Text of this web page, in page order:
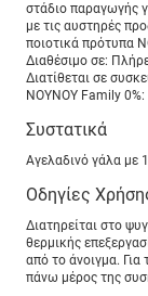
στάδιο παραγωγής
µε τις αυστηρές
ποιοτικά πρότυπα
∆ιαθέσιµο σε:
∆ιατίθεται σε
ΝΟΥΝΟΥ Family 0%:
Συστατικά
Αγελαδινό γάλα με
Οδηγίες
Διατηρείται στο
θερμικής
από το άνοιγμα.
πάνω μέρος της